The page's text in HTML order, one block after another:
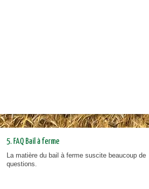
5. FAQ Bail à ferme
La matière du bail à ferme suscite beaucoup de
questions.